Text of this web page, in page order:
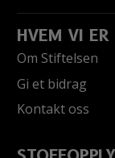
HVEM VI ER
Om Stiftelsen
Gi et bidrag
Kontakt oss